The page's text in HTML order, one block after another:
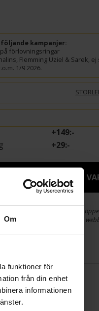
Om
funktioner för
från din enhet
informationen
kampanjer:
på förlovningsringar
Flemming Uziel & Sarek,
1/9 2026.
+149:-
+29:-
FÖR ATT LÄGGA I
Ingen bytesrätt, returrätt eller
om ångerrätt och öppet köp i
5
1.5